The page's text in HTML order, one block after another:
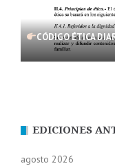
CÓDIGO ÉTICA
EDICIONES
agosto 2026